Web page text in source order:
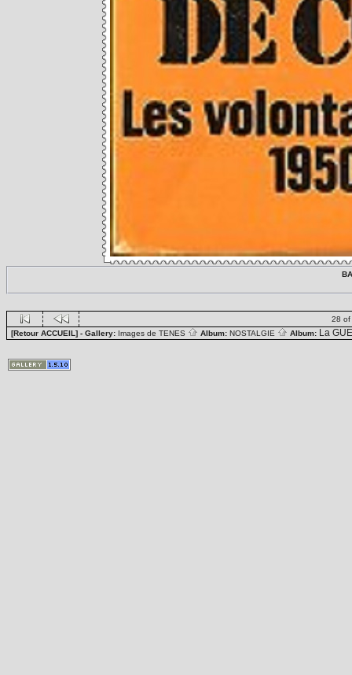
28 of
[Retour ACCUEIL] - Gallery: Images de TENES Album: NOSTALGIE Album: La